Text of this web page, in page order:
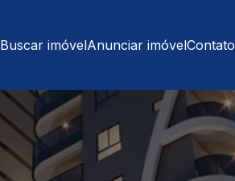
Buscar imóvelAnunciar imóvelContato